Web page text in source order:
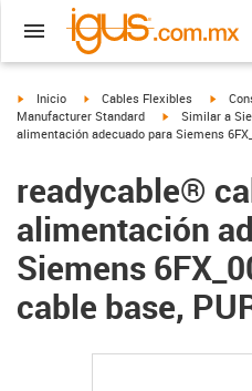
igus-icon-arrow-right
Inicio igus-icon-arrow-right
Cables Flexibles igus-
Manufacturer Standard
igus-icon-
Similar a
alimentación adecuado para Siemens
readycable®
alimentación
Siemens
cable base,